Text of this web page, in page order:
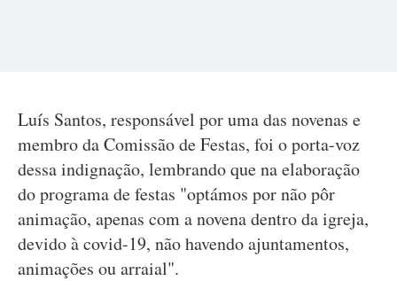
Luís Santos, responsável por uma das novenas e
membro da Comissão de Festas, foi o porta-voz
dessa indignação, lembrando que na elaboração
do programa de festas "optámos por não pôr
animação, apenas com a novena dentro da igreja,
devido à covid-19, não havendo ajuntamentos,
animações ou arraial".